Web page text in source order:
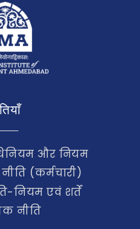
और नियम
(कर्मचारी)
नियम एवं शर्तें
नीति